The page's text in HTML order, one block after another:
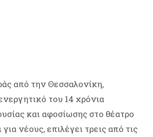
από την Θεσσαλονίκη,
του 14 χρόνια
και αφοσίωσης στο θέατρο
για νέους, επιλέγει τρεις από τις